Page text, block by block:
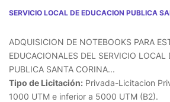
SERVICIO LOCAL DE EDUCACION PUBLICA
ADQUISICION DE NOTEBOOKS PARA
EDUCACIONALES DEL SERVICIO LOCAL
PUBLICA SANTA CORINA...
Tipo de Licitación: Privada-Licitacion
1000 UTM e inferior a 5000 UTM (B2).